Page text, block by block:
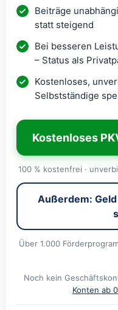
Beiträge
statt steigend
Bei besseren
– Status als
Kostenloses,
Selbstständige
Kostenloses
100 % kostenfrei ·
Außerdem:
Über 1.000
Noch kein
Konten ab